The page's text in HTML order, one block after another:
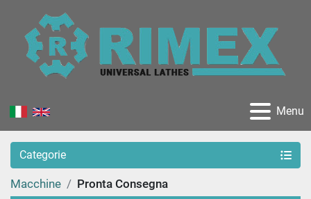
Menu
Categorie
Macchine Pronta Consegna